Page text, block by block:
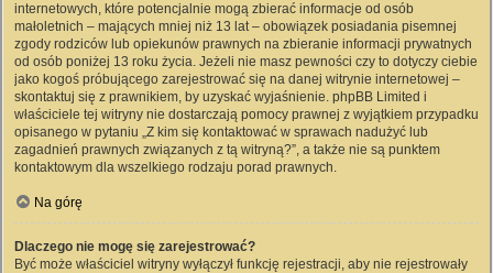
internetowych, które potencjalnie mogą zbierać informacje od osób
małoletnich – mających mniej niż 13 lat – obowiązek posiadania pisemnej
zgody rodziców lub opiekunów prawnych na zbieranie informacji prywatnych
od osób poniżej 13 roku życia. Jeżeli nie masz pewności czy to dotyczy ciebie
jako kogoś próbującego zarejestrować się na danej witrynie internetowej –
skontaktuj się z prawnikiem, by uzyskać wyjaśnienie. phpBB Limited i
właściciele tej witryny nie dostarczają pomocy prawnej z wyjątkiem przypadku
opisanego w pytaniu „Z kim się kontaktować w sprawach nadużyć lub
zagadnień prawnych związanych z tą witryną?”, a także nie są punktem
kontaktowym dla wszelkiego rodzaju porad prawnych.
Na górę
Dlaczego nie mogę się zarejestrować?
Być może właściciel witryny wyłączył funkcję rejestracji, aby nie rejestrowały